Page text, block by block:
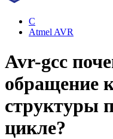
C
Atmel AVR
Avr-gcc
обращение
структуры
цикле?